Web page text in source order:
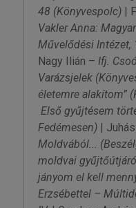
48 (Könyvespolc)|
Vakler Anna:
Művelődési Intézet,
Nagy Ilián – Ifj.
Varázsjelek
életemre alakítom”
Első gyűjtésem
Fedémesen)|
Moldvából...
moldvai
jányom el kell
Erzsébettel –